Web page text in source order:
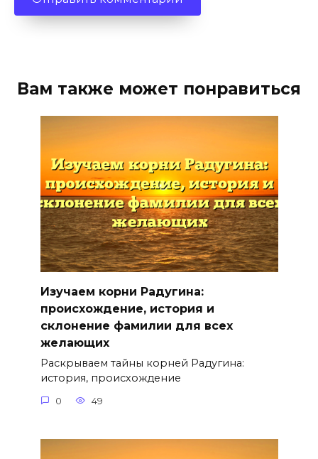
Вам также может понравиться
Изучаем корни Радугина:
происхождение, история и
склонение фамилии для всех
желающих
Раскрываем тайны корней Радугина:
история, происхождение
0 49